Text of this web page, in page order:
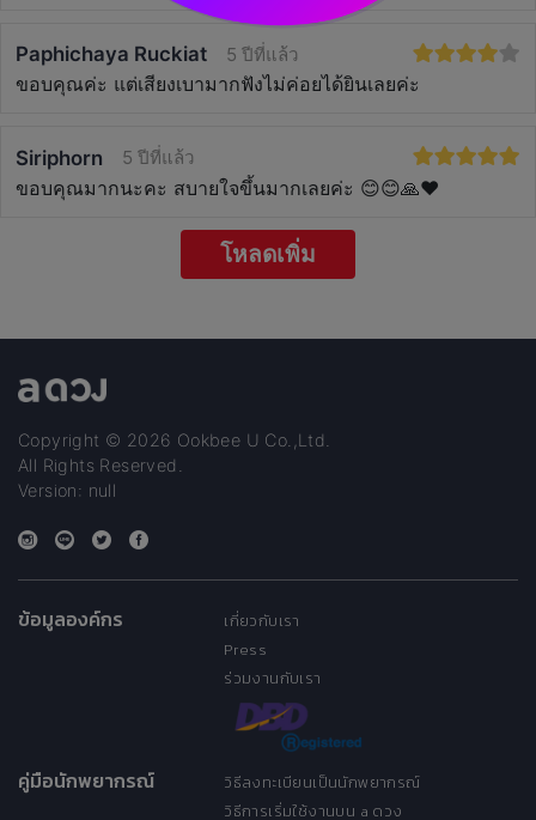
Paphichaya Ruckiat 5 ปีที่แล้ว
ขอบคุณค่ะ แต่เสียงเบามากฟังไม่ค่อยได้ยินเลยค่ะ
Siriphorn 5 ปีที่แล้ว
ขอบคุณมากนะคะ สบายใจขึ้นมากเลยค่ะ 😊😊🙏❤
โหลดเพิ่ม
Copyright © 2026 Ookbee U Co.,Ltd.
All Rights Reserved.
Version: null
ข้อมูลองค์กร
เกี่ยวกับเรา
Press
ร่วมงานกับเรา
คู่มือนักพยากรณ์
วิธีลงทะเบียนเป็นนักพยากรณ์
วิธีการเริ่มใช้งานบน a ดวง